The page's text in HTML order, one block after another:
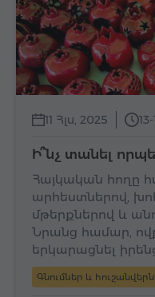
11 Հլս, 2025
Ի՞նչ տանել
Հայկական հողը
արհեստներով,
մթերքներով և
Նրանց համար,
երկարացնել
Գնումներ և